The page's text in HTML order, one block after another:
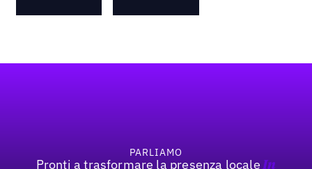
PARLIAMO
Pronti a trasformare la presenza locale In